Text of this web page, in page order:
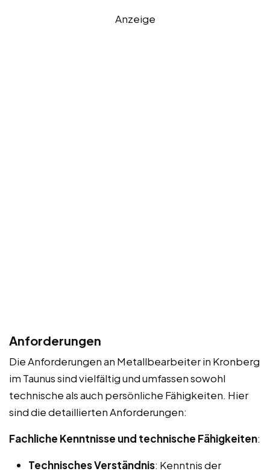
Anzeige
Anforderungen
Die Anforderungen an Metallbearbeiter in Kronberg
im Taunus sind vielfältig und umfassen sowohl
technische als auch persönliche Fähigkeiten. Hier
sind die detaillierten Anforderungen:
Fachliche Kenntnisse und technische Fähigkeiten:
Technisches Verständnis: Kenntnis der